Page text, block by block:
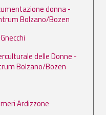
donna -
Bolzano/Bozen
delle Donne -
Bolzano/Bozen
Ardizzone